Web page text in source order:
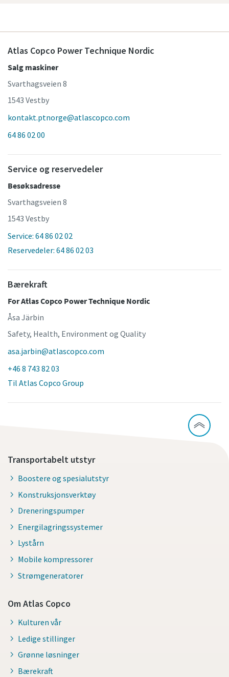
Atlas Copco Power Technique Nordic
Salg maskiner
Svarthagsveien 8
1543 Vestby
kontakt.ptnorge@atlascopco.com
64 86 02 00
Service og reservedeler
Besøksadresse
Svarthagsveien 8
1543 Vestby
Service: 64 86 02 02
Reservedeler: 64 86 02 03
Bærekraft
For Atlas Copco Power Technique Nordic
Åsa Järbin
Safety, Health, Environment og Quality
asa.jarbin@atlascopco.com
+46 8 743 82 03
Til Atlas Copco Group
Transportabelt utstyr
Boostere og spesialutstyr
Konstruksjonsverktøy
Dreneringspumper
Energilagringssystemer
Lystårn
Mobile kompressorer
Strømgeneratorer
Om Atlas Copco
Kulturen vår
Ledige stillinger
Grønne løsninger
Bærekraft